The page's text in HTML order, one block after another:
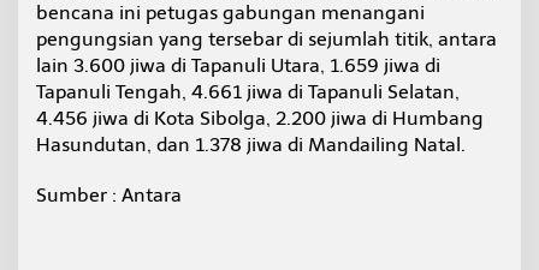
bencana ini petugas gabungan menangani
pengungsian yang tersebar di sejumlah titik, antara
lain 3.600 jiwa di Tapanuli Utara, 1.659 jiwa di
Tapanuli Tengah, 4.661 jiwa di Tapanuli Selatan,
4.456 jiwa di Kota Sibolga, 2.200 jiwa di Humbang
Hasundutan, dan 1.378 jiwa di Mandailing Natal.
Sumber : Antara